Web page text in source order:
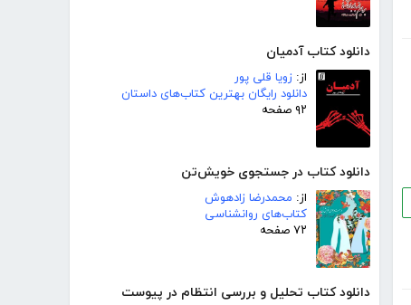
دانلود کتاب آدمیان
از: زویا قلی پور
دانلود رایگان بهترین کتاب‌های داستان
۹۲ صفحه
دانلود کتاب در جستجوی خویش‌تن
از: محمدرضا زادهوش
کتاب‌های روانشناسی
۷۲ صفحه
دانلود کتاب تحلیل و بررسی انتظام در پیوست